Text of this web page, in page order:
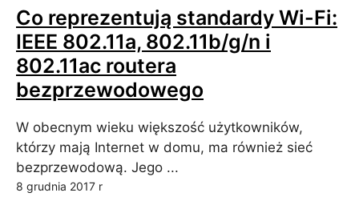
Co reprezentują standardy Wi-Fi:
IEEE 802.11a, 802.11b/g/n i
802.11ac routera
bezprzewodowego
W obecnym wieku większość użytkowników,
którzy mają Internet w domu, ma również sieć
bezprzewodową. Jego ...
8 grudnia 2017 r